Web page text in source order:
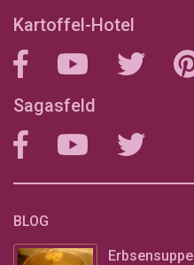
Kartoffel-Hotel
Sagasfeld
BLOG
Erbsensuppe